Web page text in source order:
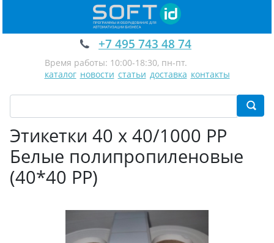
+7 495 743 48 74
Время работы: 10:00-18:30, пн-пт.
каталог новости статьи доставка контакты
Этикетки 40 х 40/1000 PP
Белые полипропиленовые
(40*40 PP)